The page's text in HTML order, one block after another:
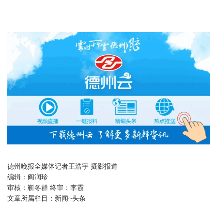
德州晚报全媒体记者王浩宇 摄影报道
编辑： 阎润珍
审核： 靳冬群 终审：李霞
文章所属栏目： 新闻~头条